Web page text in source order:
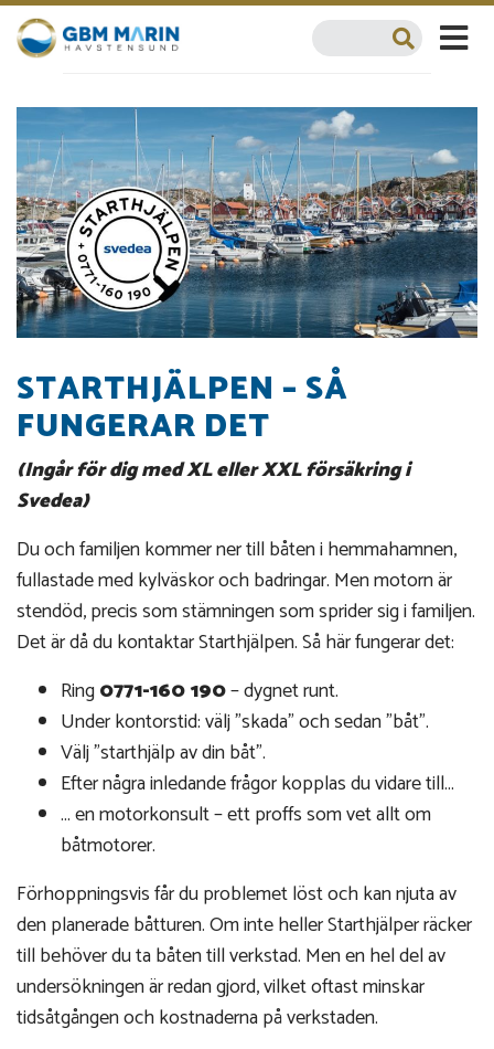
STARTHJÄLPEN – SÅ
FUNGERAR DET
(Ingår för dig med XL eller XXL försäkring i
Svedea)
Du och familjen kommer ner till båten i hemmahamnen,
fullastade med kylväskor och badringar. Men motorn är
stendöd, precis som stämningen som sprider sig i familjen.
Det är då du kontaktar Starthjälpen. Så här fungerar det:
Ring0771-160 190– dygnet runt.
Under kontorstid: välj ”skada” och sedan "båt".
Välj ”starthjälp av din båt”.
Efter några inledande frågor kopplas du vidare till...
... en motorkonsult – ett proffs som vet allt om
båtmotorer.
Förhoppningsvis får du problemet löst och kan njuta av
den planerade båtturen. Om inte heller Starthjälper räcker
till behöver du ta båten till verkstad. Men en hel del av
undersökningen är redan gjord, vilket oftast minskar
tidsåtgången och kostnaderna på verkstaden.